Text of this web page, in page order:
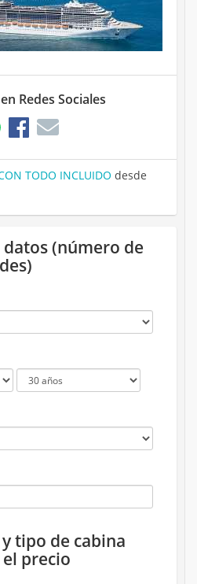
Redes Sociales
TODO INCLUIDO desde
(número de
tipo de cabina
precio